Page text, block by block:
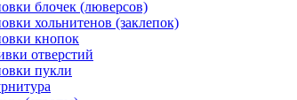
блочек (люверсов)
хольнитенов (заклепок)
кнопок
отверстий
пукли